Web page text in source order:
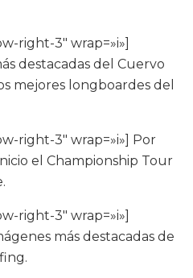
right-3″ wrap=»i»]
destacadas del Cuervo
mejores longboardes del
right-3″ wrap=»i»] Por
el Championship Tour
right-3″ wrap=»i»]
más destacadas de